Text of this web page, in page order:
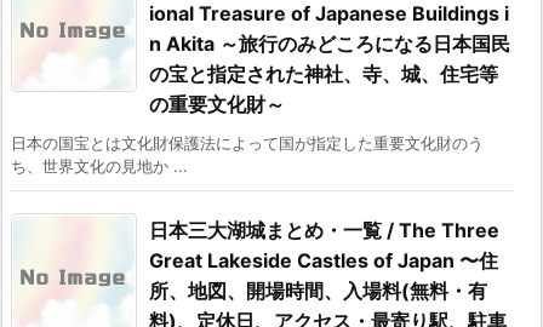
ional Treasure of Japanese Buildings i
n Akita ～旅行のみどころになる日本国民
の宝と指定された神社、寺、城、住宅等
の重要文化財～
日本の国宝とは文化財保護法によって国が指定した重要文化財のう
ち、世界文化の見地か ...
日本三大湖城まとめ・一覧 / The Three
Great Lakeside Castles of Japan 〜住
所、地図、開場時間、入場料(無料・有
料)、定休日、アクセス・最寄り駅、駐車